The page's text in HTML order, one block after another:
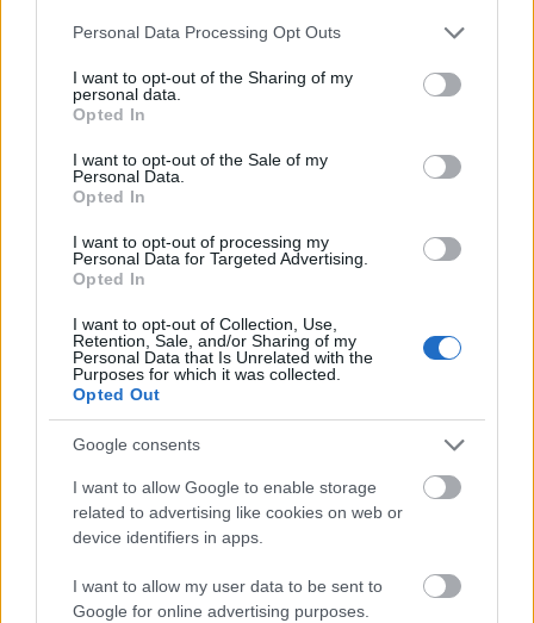
Please note that this website/app uses one or more Google
not limited to your visit or usage behaviour. You may click to
grant or deny consent to Google and its third-party tags to
use your data for below specified purposes in below Google
consent section.
Personal Data Processing Opt Outs
I want to opt-out of the Sharing of my
personal data.
Opted In
I want to opt-out of the Sale of my
Personal Data.
Opted In
I want to opt-out of processing my
Personal Data for Targeted Advertising.
Opted In
I want to opt-out of Collection, Use,
Retention, Sale, and/or Sharing of my
Personal Data that Is Unrelated with the
Purposes for which it was collected.
Opted Out
Google consents
I want to allow Google to enable storage
related to advertising like cookies on web or
device identifiers in apps.
I want to allow my user data to be sent to
Google for online advertising purposes.
Mindenképp szerettem volna, ha néhány, számomra
mondtak a felkérésre. Mindegyik remix picit más
irányba viszi az eredeti számot, mindenki belevitte a
remixekről.
A 2015-ben nagylemezzel (
Paperdeerduó azIsland Of Promise
remix kapcsán
három-négy teljesen különböző verzióból választotta
ki végül, hogy melyiket dolgozzák ki, formálják át
saját, deep house-os, elektropopos hangzásukra. A
Muzikfabrik,Sövegjártó Lászlóprojektje (ő is
jelenleg dolgozik első nagylemezén) egy több mint
másfél éve tartó „remix-csendet” tört meg ezzel a
yacht-house-os átértelmezéssel, amelyben
segítségére volt a kiadója alá tartozó
ThomChris
A következő remixet jegyző
Sammie Beats fiatal
producer, aki elsősorban az Onehundred trap
bulikból lehet ismerős, de készített már alapot az
nak is, ő értelemszerűen törtebb
verziót jegyez.Damien, azaz a tavaly első
nagylemezével debütálóOrient Fall metálzenekar